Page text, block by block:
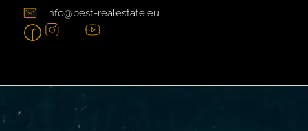
info@best-realestate.eu